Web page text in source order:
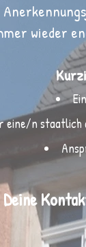
wieder
eine/n
Deine